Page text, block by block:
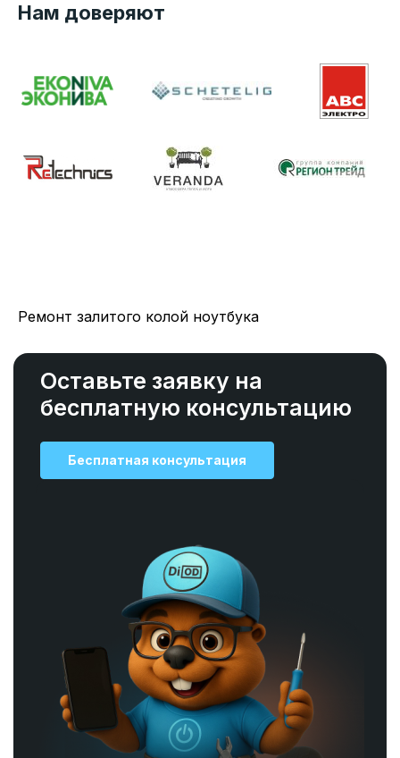
Нам доверяют
Ремонт залитого колой ноутбука
Оставьте заявку на
бесплатную консультацию
Бесплатная консультация